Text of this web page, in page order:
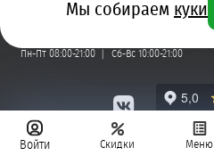
Войти Скидки Меню
Пн-Пт 08:00-21:00 Сб-Вс 10:00-21:00
Мы собираем куки